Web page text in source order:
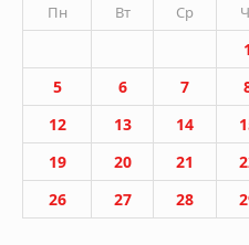
Пн
Вт Ср
1
5
6 7
12
13 14
19
20 21
26
27 28